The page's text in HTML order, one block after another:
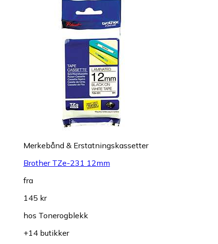
Merkebånd & Erstatningskassetter
Brother TZe-231 12mm
fra
145 kr
hos Tonerogblekk
+14 butikker